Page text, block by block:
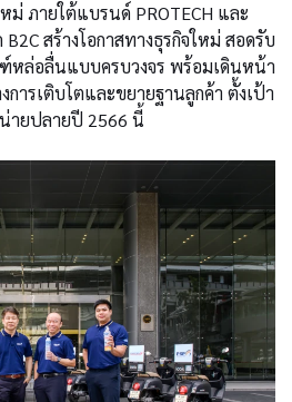
ม่ ภายใต้แบรนด์ PROTECH และ
สร้างโอกาสทางธุรกิจใหม่ สอดรับ
ล่อลื่นแบบครบวงจร พร้อมเดินหน้า
ารเติบโตและขยายฐานลูกค้า ตั้งเป้า
ายปลายปี 2566 นี้